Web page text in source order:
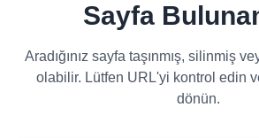
Sayfa
Aradığınız sayfa taşınmış, silinmiş
olabilir. Lütfen URL'yi kontrol edin
dönün.